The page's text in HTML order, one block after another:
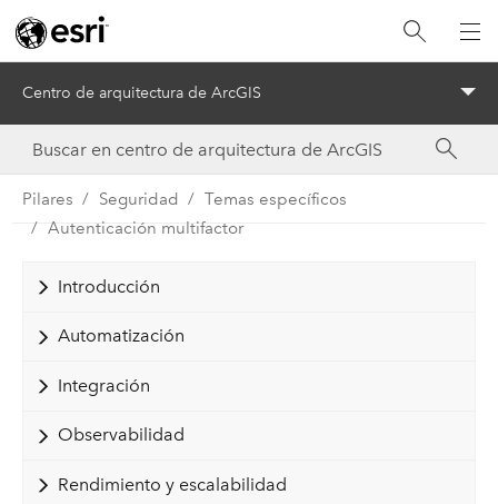
Centro de arquitectura de ArcGIS
Menu
Pilares Seguridad
Temas específicos
Autenticación multifactor
Introducción
Automatización
Integración
Observabilidad
Rendimiento y escalabilidad